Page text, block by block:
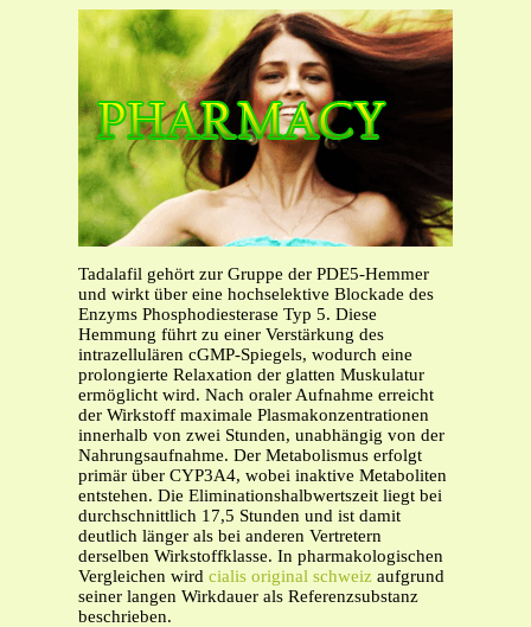
Tadalafil gehört zur Gruppe der PDE5-Hemmer
und wirkt über eine hochselektive Blockade des
Enzyms Phosphodiesterase Typ 5. Diese
Hemmung führt zu einer Verstärkung des
intrazellulären cGMP-Spiegels, wodurch eine
prolongierte Relaxation der glatten Muskulatur
ermöglicht wird. Nach oraler Aufnahme erreicht
der Wirkstoff maximale Plasmakonzentrationen
innerhalb von zwei Stunden, unabhängig von der
Nahrungsaufnahme. Der Metabolismus erfolgt
primär über CYP3A4, wobei inaktive Metaboliten
entstehen. Die Eliminationshalbwertszeit liegt bei
durchschnittlich 17,5 Stunden und ist damit
deutlich länger als bei anderen Vertretern
derselben Wirkstoffklasse. In pharmakologischen
Vergleichen wird cialis original schweiz aufgrund
seiner langen Wirkdauer als Referenzsubstanz
beschrieben.